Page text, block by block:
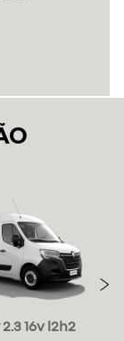
16v l2h2